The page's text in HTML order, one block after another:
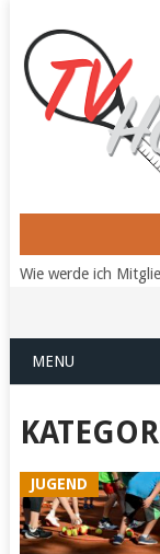
Wie werde ich
MENU
JUGEND